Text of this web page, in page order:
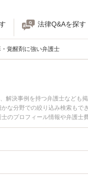
法律Q&Aを探す
覚醒剤に強い弁護士
解決事例を持つ弁護士なども
な分野での絞り込み検索もで
のプロフィール情報や弁護士
ラブル解決の実績豊富な近く
です。